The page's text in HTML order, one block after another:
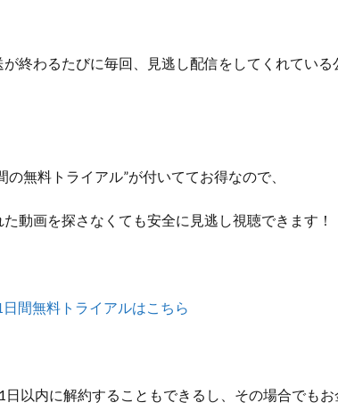
終わるたびに毎回、見逃し配信をしてくれている
の無料トライアル”が付いててお得なので、
動画を探さなくても安全に見逃し視聴できます！
間無料トライアルはこちら
以内に解約することもできるし、 その場合でも